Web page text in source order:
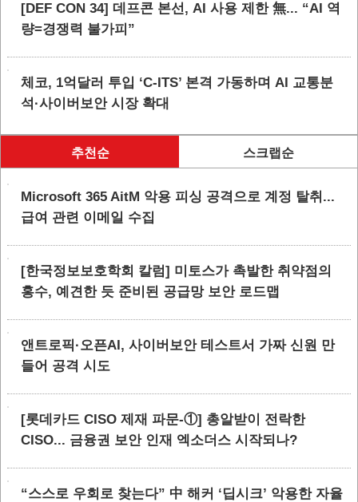
[DEF CON 34] 데프콘 본선, AI 사용 제한 無... “AI 역
량=경쟁력 불가피”
체코, 1억달러 투입 ‘C-ITS’ 본격 가동하며 AI 교통분
석·사이버보안 시장 확대
추천순 스크랩순
Microsoft 365 AitM 악용 피싱 공격으로 계정 탈취...
급여 관련 이메일 수집
[한국정보보호학회 칼럼] 미토스가 촉발한 취약점의
홍수, 예견한 듯 준비된 공급망 보안 로드맵
앤트로픽·오픈AI, 사이버보안 테스트서 가짜 신원 만
들어 공격 시도
[롯데카드 CISO 제재 파문-①] 총알받이 전락한
CISO... 금융권 보안 인재 엑소더스 시작되나?
“스스로 우회로 찾는다” 中 해커 ‘딥시크’ 악용한 자율